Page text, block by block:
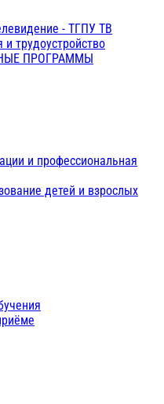
- ТГПУ ТВ
трудоустройство
ПРОГРАММЫ
и профессиональная
детей и взрослых